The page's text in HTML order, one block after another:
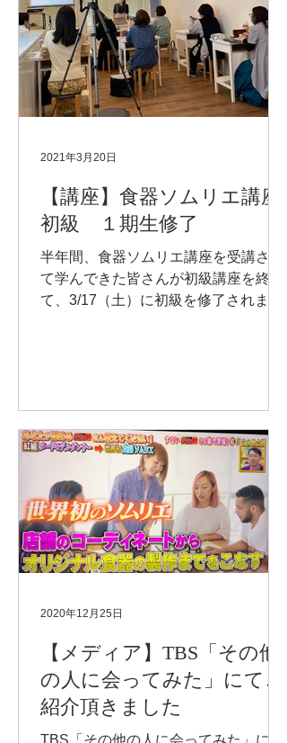
【講座】食器ソムリエ講座
初級 １期生修了
半年間、食器ソムリエ講座を受講され
て学んできた皆さんが初級講座を終え
て、3/17（土）に初級を修了されまし
岡真澄 三浦真依子...
2021年3月20日
【メディア】TBS「その他
の人に会ってみた」にてご
紹介頂きました
TBS「その他の人に会ってみた」に
2020年12月25日